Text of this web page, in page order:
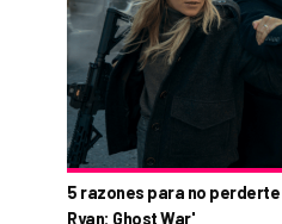
5 razones para no
Ryan: Ghost War'